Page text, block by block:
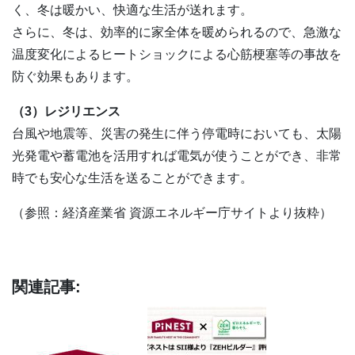
く、冬は暖かい、快適な生活が送れます。
さらに、冬は、効率的に家全体を暖められるので、急激な
温度変化によるヒートショックによる心筋梗塞等の事故を
防ぐ効果もあります。
（3）レジリエンス
台風や地震等、災害の発生に伴う停電時においても、太陽
光発電や蓄電池を活用すれば電気が使うことができ、非常
時でも安心な生活を送ることができます。
（参照：経済産業省 資源エネルギー庁サイトより抜粋）
関連記事: